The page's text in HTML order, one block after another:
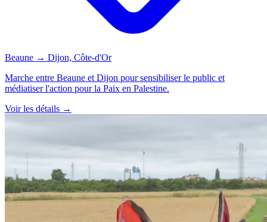
Beaune → Dijon, Côte-d'Or
Marche entre Beaune et Dijon pour sensibiliser le public et
médiatiser l'action pour la Paix en Palestine.
Voir les détails →